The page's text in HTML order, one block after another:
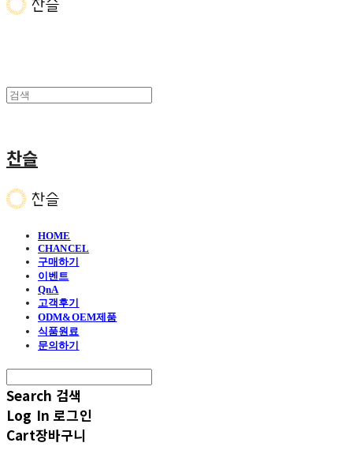
찬슬
HOME
CHANCEL
구매하기
이벤트
QnA
고객후기
ODM&OEM제품
식품원료
문의하기
Search 검색
Log In 로그인
Cart장바구니